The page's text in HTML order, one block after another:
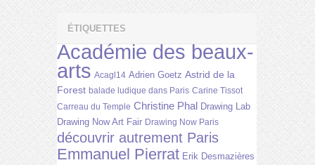
ÉTIQUETTES
Académie des beaux-
arts Acagl14 Adrien Goetz Astrid de la
Forest balade ludique dans Paris Carine Tissot
Carreau du Temple Christine Phal Drawing Lab
Drawing Now Art Fair Drawing Now Paris
découvrir autrement Paris
Emmanuel Pierrat Erik Desmazières